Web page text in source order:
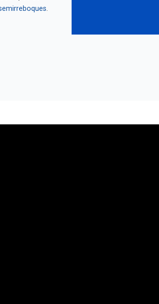
semirreboques